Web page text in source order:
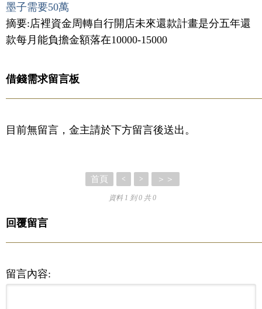
墨子需要50萬
摘要:店裡資金周轉自行開店未來還款計畫是分五年還
款每月能負擔金額落在10000-15000
借錢需求留言板
目前無留言，金主請於下方留言後送出。
首頁 < > ＞＞
資料 1 到 0 共 0
回覆留言
留言內容: